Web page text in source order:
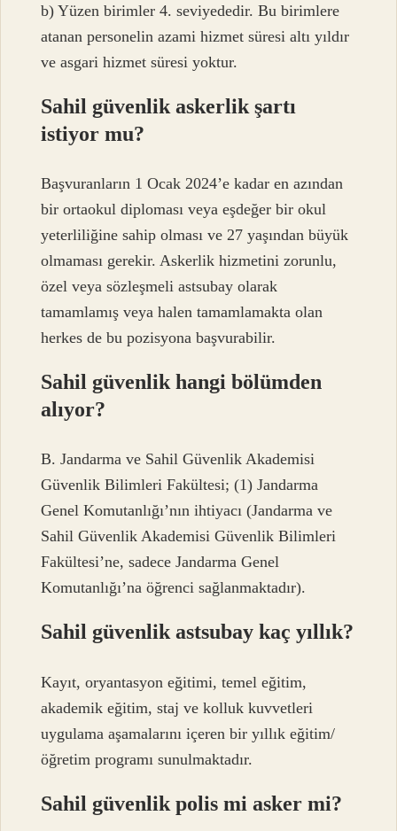
b) Yüzen birimler 4. seviyededir. Bu birimlere
atanan personelin azami hizmet süresi altı yıldır
ve asgari hizmet süresi yoktur.
Sahil güvenlik askerlik şartı
istiyor mu?
Başvuranların 1 Ocak 2024’e kadar en azından
bir ortaokul diploması veya eşdeğer bir okul
yeterliliğine sahip olması ve 27 yaşından büyük
olmaması gerekir. Askerlik hizmetini zorunlu,
özel veya sözleşmeli astsubay olarak
tamamlamış veya halen tamamlamakta olan
herkes de bu pozisyona başvurabilir.
Sahil güvenlik hangi bölümden
alıyor?
B. Jandarma ve Sahil Güvenlik Akademisi
Güvenlik Bilimleri Fakültesi; (1) Jandarma
Genel Komutanlığı’nın ihtiyacı (Jandarma ve
Sahil Güvenlik Akademisi Güvenlik Bilimleri
Fakültesi’ne, sadece Jandarma Genel
Komutanlığı’na öğrenci sağlanmaktadır).
Sahil güvenlik astsubay kaç yıllık?
Kayıt, oryantasyon eğitimi, temel eğitim,
akademik eğitim, staj ve kolluk kuvvetleri
uygulama aşamalarını içeren bir yıllık eğitim/
öğretim programı sunulmaktadır.
Sahil güvenlik polis mi asker mi?